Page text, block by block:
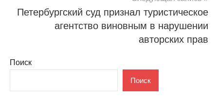
Петербургский суд признал туристическое
агентство виновным в нарушении
авторских прав
Поиск
Поиск